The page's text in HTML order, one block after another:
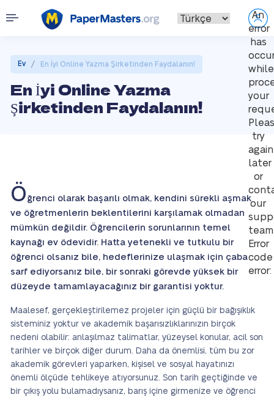
An
error
has
while
your
try
again
later
or
our
Error
code
error:
Ev / En İyi Online Yazma Şirketinden Faydalanın!
En İyi Online Yazma
Şirketinden Faydalanın!
Ö ğrenci olarak başarılı olmak, kendini sürekli aşmak
ve öğretmenlerin beklentilerini karşılamak olmadan
mümkün değildir. Öğrencilerin sorunlarının temel
kaynağı ev ödevidir. Hatta yetenekli ve tutkulu bir
öğrenci olsanız bile, hedeflerinize ulaşmak için çaba
sarf ediyorsanız bile, bir sonraki görevde yüksek bir
düzeyde tamamlayacağınız bir garantisi yoktur.
Maalesef, gerçekleştirilemez projeler için güçlü bir bağışıklık
sisteminiz yoktur ve akademik başarısızlıklarınızın birçok
nedeni olabilir: anlaşılmaz talimatlar, yüzeysel konular, acil son
tarihler ve birçok diğer durum. Daha da önemlisi, tüm bu zor
akademik görevleri yaparken, kişisel ve sosyal hayatınızı
önemli ölçüde tehlikeye atıyorsunuz. Son tarih geçtiğinde ve
bir çıkış yolu bulamadıysanız, barış içine girmenize ve öğrenci